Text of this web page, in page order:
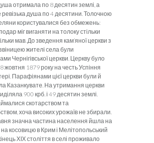
отримала по 8 десятин землі, а
душа по 4 десятини. Толочною
користувалися без обмежень:
міг виганяти на толоку стільки
мав. До зведення кам’яної церкви з
жителі села були
Чернігівської церкви. Церкву було
жовтня 1879 року на честь Успіння
Парафіянами цієї церкви були й
Казанкувате. На утримання церкви
900 крб. і 49 десятин землі.
скотарством та
хоча високих урожаїв не збирали.
значна частина населення йшла на
на косовицю в Крим і Мелітопольський
ХІХ століття в селі проживало